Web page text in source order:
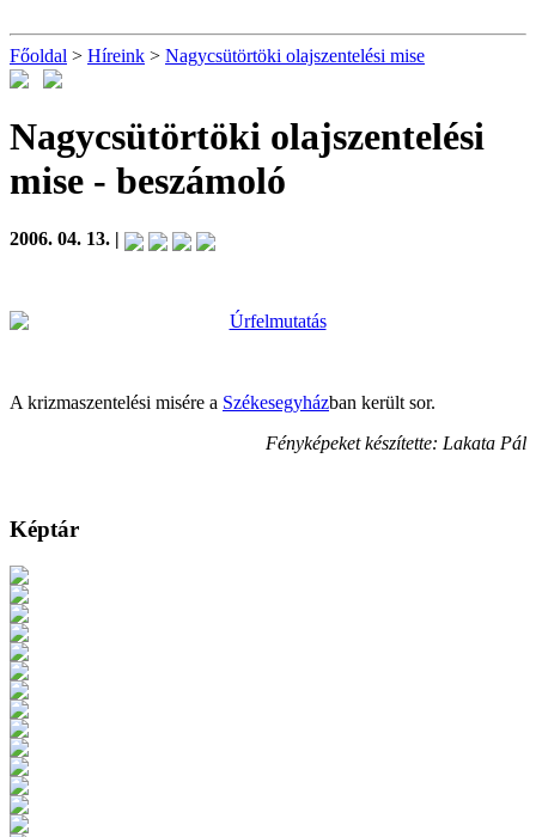
Főoldal > Híreink > Nagycsütörtöki olajszentelési mise
Nagycsütörtöki olajszentelési
mise - beszámoló
2006. 04. 13. |
A krizmaszentelési misére a Székesegyházban került sor.
Fényképeket készítette: Lakata Pál
Képtár